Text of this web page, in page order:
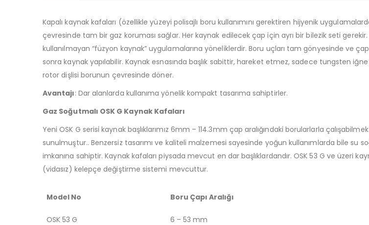
Kapalı kaynak kafaları (özellikle yüzeyi polisajlı boru kullanımını gerektiren hijyenik
çevresinde tam bir gaz koruması sağlar. Her kaynak edilecek çap için ayrı bir bilezik seti
kullanılmayan “füzyon kaynak” uygulamalarına yöneliklerdir. Boru uçları tam gönyesinde ve
sonra kaynak yapılabilir. Kaynak esnasında başlık sabittir, hareket etmez, sadece tungsten
rotor dişlisi borunun çevresinde döner.
Avantajı: Dar alanlarda kullanıma yönelik kompakt tasarıma sahiptirler.
Gaz Soğutmalı OSK G Kaynak Kafaları
Yeni OSK G serisi kaynak başlıklarımız 6mm – 114.3mm çap aralığındaki borularlarla
sunulmuştur.. Benzersiz tasarımı ve kaliteli malzemesi sayesinde yoğun kullanımlarda bile su
imkanına sahiptir. Kaynak kafaları piysada mevcut en dar başlıklardandır. OSK 53 G ve üzeri
(vidasız) kelepçe değiştirme sistemi mevcuttur.
Model No Boru Çapı Aralığı
OSK 53 G 6 – 53 mm